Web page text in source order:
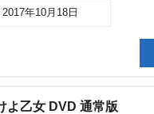
2017年10月18日
よ乙女 DVD 通常版